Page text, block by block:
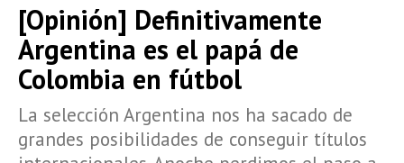
[Opinión] Definitivamente
Argentina es el papá de
Colombia en fútbol
La selección Argentina nos ha sacado de
grandes posibilidades de conseguir títulos